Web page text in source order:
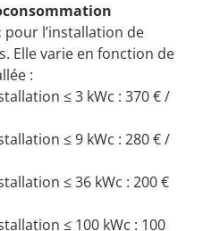
pour l’installation de
Elle varie en fonction de
:
≤ 3 kWc : 370 € /
≤ 9 kWc : 280 € /
≤ 36 kWc : 200 €
≤ 100 kWc : 100